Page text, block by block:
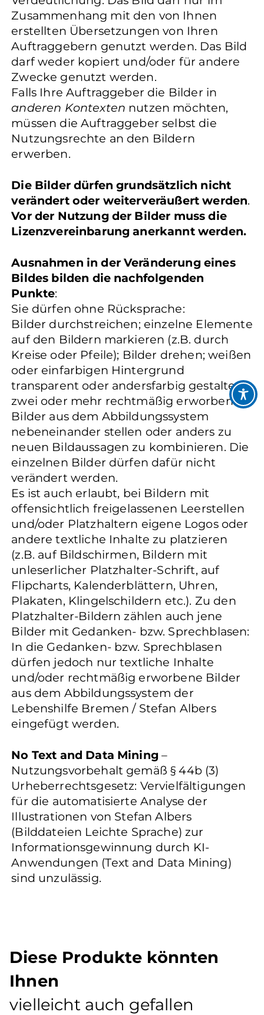
Zusammenhang mit den von Ihnen
erstellten Übersetzungen von Ihren
Auftraggebern genutzt werden. Das Bild
darf weder kopiert und/oder für andere
Zwecke genutzt werden.
Falls Ihre Auftraggeber die Bilder in
anderen Kontexten nutzen möchten,
müssen die Auftraggeber selbst die
Nutzungsrechte an den Bildern
erwerben.
Die Bilder dürfen grundsätzlich nicht
verändert oder weiterveräußert werden.
Vor der Nutzung der Bilder muss die
Lizenzvereinbarung anerkannt werden.
Ausnahmen in der Veränderung eines
Bildes bilden die nachfolgenden
Punkte:
Sie dürfen ohne Rücksprache:
Bilder durchstreichen; einzelne Elemente
auf den Bildern markieren (z.B. durch
Kreise oder Pfeile); Bilder drehen; weißen
oder einfarbigen Hintergrund
transparent oder andersfarbig gestalten;
zwei oder mehr rechtmäßig erworbene
Bilder aus dem Abbildungssystem
nebeneinander stellen oder anders zu
neuen Bildaussagen zu kombinieren. Die
einzelnen Bilder dürfen dafür nicht
verändert werden.
Es ist auch erlaubt, bei Bildern mit
offensichtlich freigelassenen Leerstellen
und/oder Platzhaltern eigene Logos oder
andere textliche Inhalte zu platzieren
(z.B. auf Bildschirmen, Bildern mit
unleserlicher Platzhalter-Schrift, auf
Flipcharts, Kalenderblättern, Uhren,
Plakaten, Klingelschildern etc.). Zu den
Platzhalter-Bildern zählen auch jene
Bilder mit Gedanken- bzw. Sprechblasen:
In die Gedanken- bzw. Sprechblasen
dürfen jedoch nur textliche Inhalte
und/oder rechtmäßig erworbene Bilder
aus dem Abbildungssystem der
Lebenshilfe Bremen / Stefan Albers
eingefügt werden.
No Text and Data Mining –
Nutzungsvorbehalt gemäß § 44b (3)
Urheberrechtsgesetz: Vervielfältigungen
für die automatisierte Analyse der
Illustrationen von Stefan Albers
(Bilddateien Leichte Sprache) zur
Informationsgewinnung durch KI-
Anwendungen (Text and Data Mining)
sind unzulässig.
Diese Produkte könnten
Ihnen
vielleicht auch gefallen